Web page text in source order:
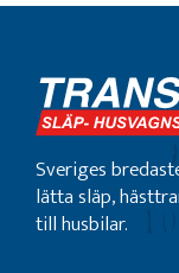
Sveriges
lätta släp,
till husbilar.